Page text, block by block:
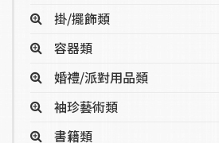
掛/擺飾類
容器類
婚禮/派對用品類
袖珍藝術類
書籍類